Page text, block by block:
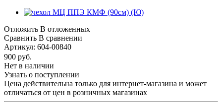
Отложить В отложенных
Сравнить В сравнении
Артикул: 604-00840
900 руб.
Нет в наличии
Узнать о поступлении
Цена действительна только для интернет-магазина и может
отличаться от цен в розничных магазинах